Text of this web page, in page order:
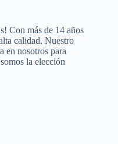
Con más de 14 años
calidad. Nuestro
en nosotros para
la elección